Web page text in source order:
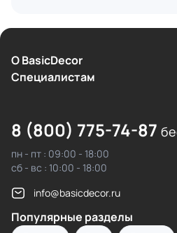
О BasicDecor
Cпециалистам
8 (800) 775-74-87
пн - пт : 09:00 - 18:00
сб - вс : 10:00 - 18:00
info@basicdecor.ru
Популярные разделы